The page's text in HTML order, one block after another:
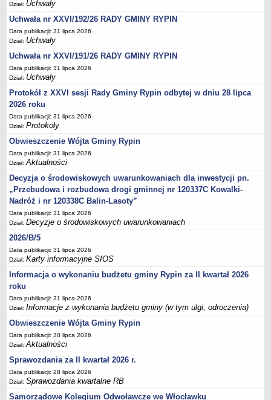
KONTROLE
Kontrole wewnętrzne
Kontrole zewnętrzne
WYBORY PREZYDENTA RZECZYPOSPOLITEJ POLSKIEJ-18 MAJ 2025
WYBORY UZUPEŁNIAJĄCE W OKRĘGU WYBORCZYM NR 13
Wybory do Sejmu i Senatu Rzeczypospolitej Polskiej 13.10.2019 r.
WYBORY PREZYDENTA RP 10.05.2020 r.
Narodowy Spis Powszechny Ludności i Mieszkań 2021
Do Parlamentu Europejskiego - 25 maja 2014 r.
WYBORY DO PARLAMENTU EUROPEJSKIEGO 2024
WYBORY SAMORZĄDOWE 2024
WYBORY DO SEJMU RZECZYPOSPOLITEJ POLSKIEJ I DO SENATU
RZECZYPOSPOLITEJ POLSKIEJ 15 PAŹDZIERNIK 2023 R.
Referendum Ogólnokrajowe - 15.10.2023 r.
WYBORY UZUPEŁNIAJĄCE ŁAWNIKÓW NA KADENCJĘ 2023-2027
Dział: Uchwały
Uchwała nr XXVI/192/26 RADY GMINY RYPIN
Data publikacji: 31 lipca 2026
Dział: Uchwały
Uchwała nr XXVI/191/26 RADY GMINY RYPIN
Data publikacji: 31 lipca 2026
Dział: Uchwały
Protokół z XXVI sesji Rady Gminy Rypin odbytej w dniu 28 lipca
2026 roku
Data publikacji: 31 lipca 2026
Dział:Protokoły
Obwieszczenie Wójta Gminy Rypin
Data publikacji: 31 lipca 2026
Dział:Aktualności
Decyzja o środowiskowych uwarunkowaniach dla inwestycji pn.
„Przebudowa i rozbudowa drogi gminnej nr 120337C Kowalki-
Nadróż i nr 120338C Balin-Lasoty”
Data publikacji: 31 lipca 2026
Dział:Decyzje o środowiskowych uwarunkowaniach
2026/B/5
Data publikacji: 31 lipca 2026
Dział:Karty informacyjne SIOS
Informacja o wykonaniu budżetu gminy Rypin za II kwartał 2026
roku
Data publikacji: 31 lipca 2026
Dział:Informacje z wykonania budżetu gminy (w tym ulgi, odroczenia)
Obwieszczenie Wójta Gminy Rypin
Data publikacji: 30 lipca 2026
Dział:Aktualności
Sprawozdania za II kwartał 2026 r.
Data publikacji: 28 lipca 2026
Dział:Sprawozdania kwartalne RB
Samorządowe Kolegium Odwoławcze we Włocławku